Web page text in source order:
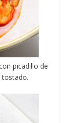
picadillo de
tostado.